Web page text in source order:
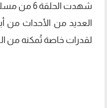
شهدت
العديد من الأحداث من
لقدرات خاصة تُمكنه من